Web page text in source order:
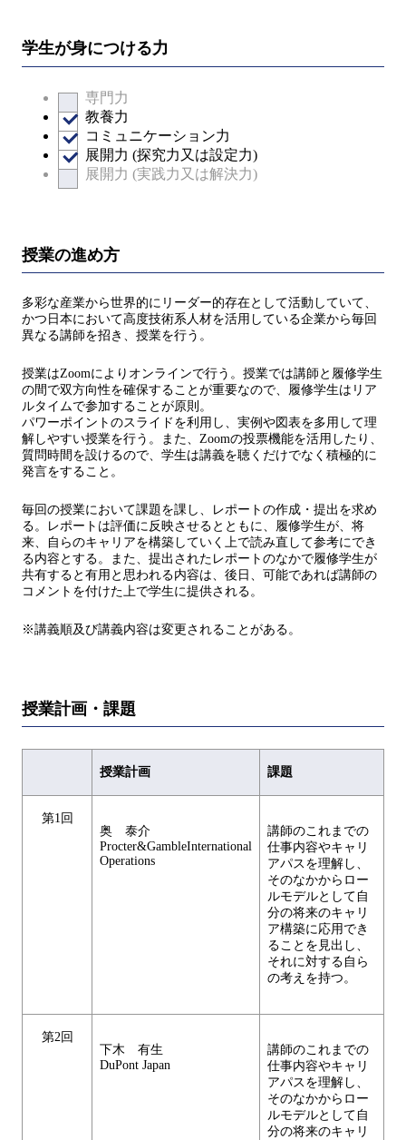
学生が身につける力
専門力
教養力
コミュニケーション力
展開力 (探究力又は設定力)
展開力 (実践力又は解決力)
授業の進め方
多彩な産業から世界的にリーダー的存在として活動していて、
かつ日本において高度技術系人材を活用している企業から毎回
異なる講師を招き、授業を行う。
授業はZoomによりオンラインで行う。授業では講師と履修学生
の間で双方向性を確保することが重要なので、履修学生はリア
ルタイムで参加することが原則。
パワーポイントのスライドを利用し、実例や図表を多用して理
解しやすい授業を行う。また、Zoomの投票機能を活用したり、
質問時間を設けるので、学生は講義を聴くだけでなく積極的に
発言をすること。
毎回の授業において課題を課し、レポートの作成・提出を求め
る。レポートは評価に反映させるとともに、履修学生が、将
来、自らのキャリアを構築していく上で読み直して参考にでき
る内容とする。また、提出されたレポートのなかで履修学生が
共有すると有用と思われる内容は、後日、可能であれば講師の
コメントを付けた上で学生に提供される。
※講義順及び講義内容は変更されることがある。
授業計画・課題
授業計画 課題
第1回
奥 泰介
Procter&GambleInternational
Operations
講師のこれまでの
仕事内容やキャリ
アパスを理解し、
そのなかからロー
ルモデルとして自
分の将来のキャリ
ア構築に応用でき
ることを見出し、
それに対する自ら
の考えを持つ。
第2回
下木 有生
DuPont Japan
講師のこれまでの
仕事内容やキャリ
アパスを理解し、
そのなかからロー
ルモデルとして自
分の将来のキャリ